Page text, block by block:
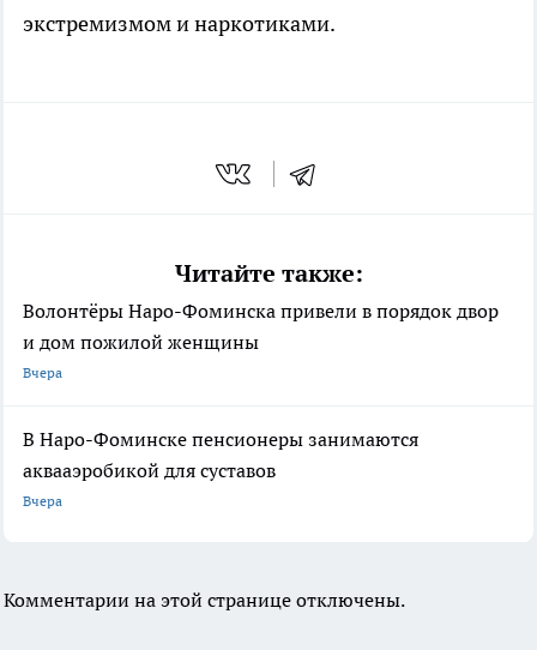
экстремизмом и наркотиками.
Читайте также:
Волонтёры Наро-Фоминска привели в порядок двор
и дом пожилой женщины
Вчера
В Наро-Фоминске пенсионеры занимаются
аквааэробикой для суставов
Вчера
Комментарии на этой странице отключены.